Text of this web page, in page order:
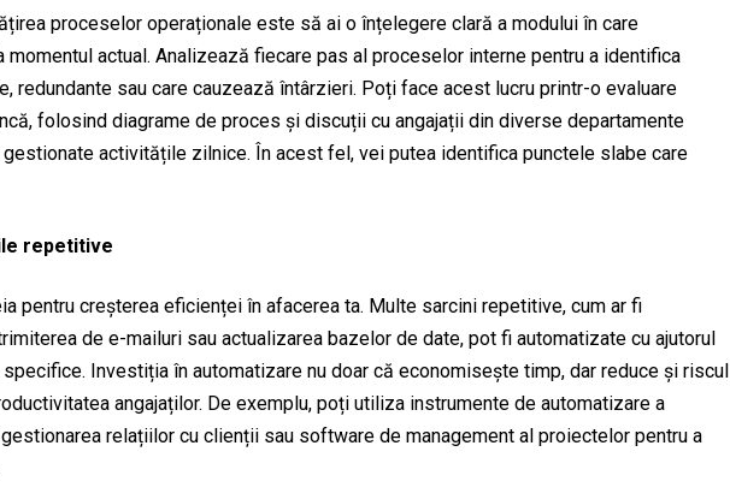
proceselor operaționale este să ai o înțelegere clară a modului în care
momentul actual. Analizează fiecare pas al proceselor interne pentru a identifica
redundante sau care cauzează întârzieri. Poți face acest lucru printr-o evaluare
folosind diagrame de proces și discuții cu angajații din diverse departamente
activitățile zilnice. În acest fel, vei putea identifica punctele slabe care
repetitive
pentru creșterea eficienței în afacerea ta. Multe sarcini repetitive, cum ar fi
de e-mailuri sau actualizarea bazelor de date, pot fi automatizate cu ajutorul
Investiția în automatizare nu doar că economisește timp, dar reduce și riscul
angajaților. De exemplu, poți utiliza instrumente de automatizare a
relațiilor cu clienții sau software de management al proiectelor pentru a